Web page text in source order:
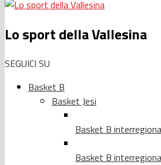
Lo sport della Vallesina
SEGUICI SU
Basket B
Basket Jesi
Basket B
Basket B